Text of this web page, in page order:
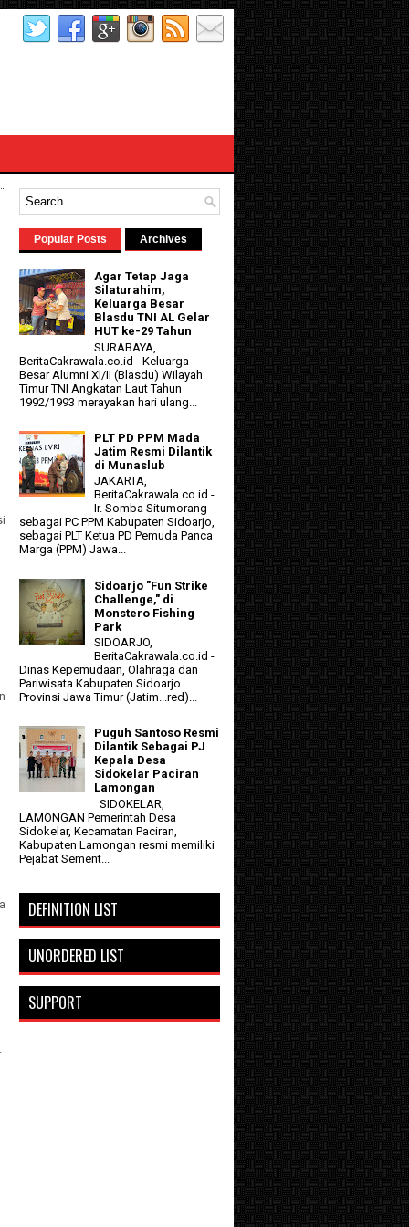
Popular Posts Archives
Agar Tetap Jaga
Silaturahim,
Keluarga Besar
Blasdu TNI AL Gelar
HUT ke-29 Tahun
SURABAYA,
BeritaCakrawala.co.id - Keluarga
Besar Alumni XI/II (Blasdu) Wilayah
Timur TNI Angkatan Laut Tahun
1992/1993 merayakan hari ulang...
PLT PD PPM Mada
Jatim Resmi Dilantik
di Munaslub
JAKARTA,
BeritaCakrawala.co.id -
Ir. Somba Situmorang
sebagai PC PPM Kabupaten Sidoarjo,
sebagai PLT Ketua PD Pemuda Panca
Marga (PPM) Jawa...
Sidoarjo "Fun Strike
Challenge," di
Monstero Fishing
Park
SIDOARJO,
BeritaCakrawala.co.id -
Dinas Kepemudaan, Olahraga dan
Pariwisata Kabupaten Sidoarjo
Provinsi Jawa Timur (Jatim...red)...
Puguh Santoso Resmi
Dilantik Sebagai PJ
Kepala Desa
Sidokelar Paciran
Lamongan
SIDOKELAR,
LAMONGAN Pemerintah Desa
Sidokelar, Kecamatan Paciran,
Kabupaten Lamongan resmi memiliki
Pejabat Sement...
DEFINITION LIST
UNORDERED LIST
SUPPORT